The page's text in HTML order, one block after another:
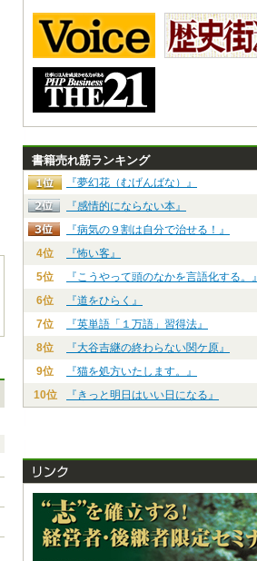
書籍売れ筋ランキング
『夢幻花（むげんばな）』
『感情的にならない本』
『病気の９割は自分で治せる！』
4位
『怖い客』
5位
『こうやって頭のなかを言語化する。』
6位
『道をひらく』
7位
『英単語「１万語」習得法』
8位
『大谷吉継の終わらない関ケ原』
9位
『猫を処方いたします。』
10位
『きっと明日はいい日になる』